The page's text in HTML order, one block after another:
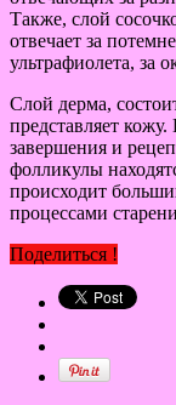
Также, слой
отвечает за
ультрафиолета, за
Слой дерма,
представляет
завершения и
фолликулы
происходит
процессами
Поделиться !